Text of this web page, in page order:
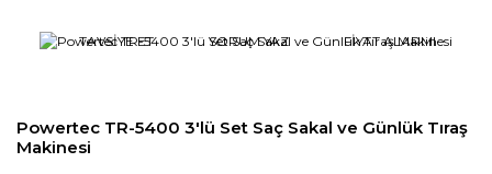
TAVSİYE ET YORUM YAZ FİYAT ALARMI
Powertec TR-5400 3'lü Set Saç Sakal ve Günlük Tıraş
Makinesi